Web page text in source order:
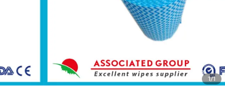
1/1